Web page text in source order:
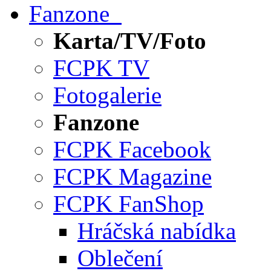
Fanzone
Karta/TV/Foto
FCPK TV
Fotogalerie
Fanzone
FCPK Facebook
FCPK Magazine
FCPK FanShop
Hráčská nabídka
Oblečení